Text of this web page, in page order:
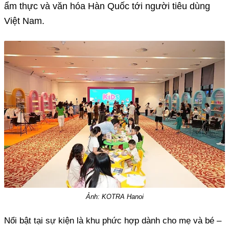
ẩm thực và văn hóa Hàn Quốc tới người tiêu dùng
Việt Nam.
Ảnh: KOTRA Hanoi
Nổi bật tại sự kiện là khu phức hợp dành cho mẹ và bé –